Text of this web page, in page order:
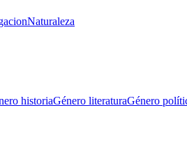
Naturaleza
historiaGénero literaturaGénero